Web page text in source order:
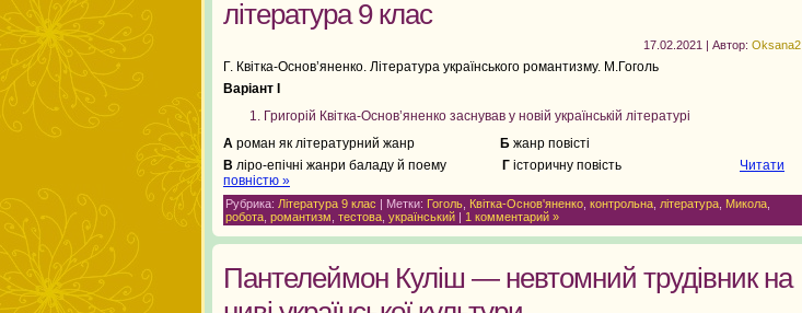
література 9 клас
17.02.2021 | Автор: Oksana2
Г. Квітка-Основ’яненко. Література українського романтизму. М.Гоголь
Варіант
Григорій Квітка-Основ’яненко заснував у новій українській літературі
А роман як літературний жанр Б жанр повісті
В ліро-епічні жанри баладу й поему Г історичну повість Читати
повністю »
Рубрика: Література 9 клас | Метки: Гоголь Квітка-Основ'яненко контрольна література Микола
робота романтизм тестова український 1 комментарий »
Пантелеймон Куліш — невтомний трудівник на